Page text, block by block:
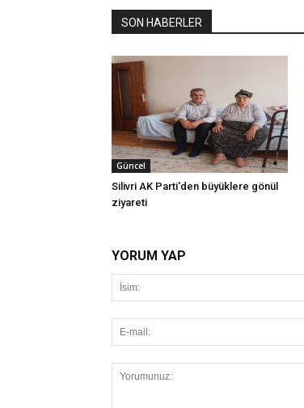
SON HABERLER
Güncel
Silivri AK Parti'den büyüklere gönül
ziyareti
YORUM YAP